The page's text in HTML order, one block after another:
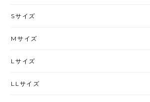
Sサイズ
Mサイズ
Lサイズ
LLサイズ